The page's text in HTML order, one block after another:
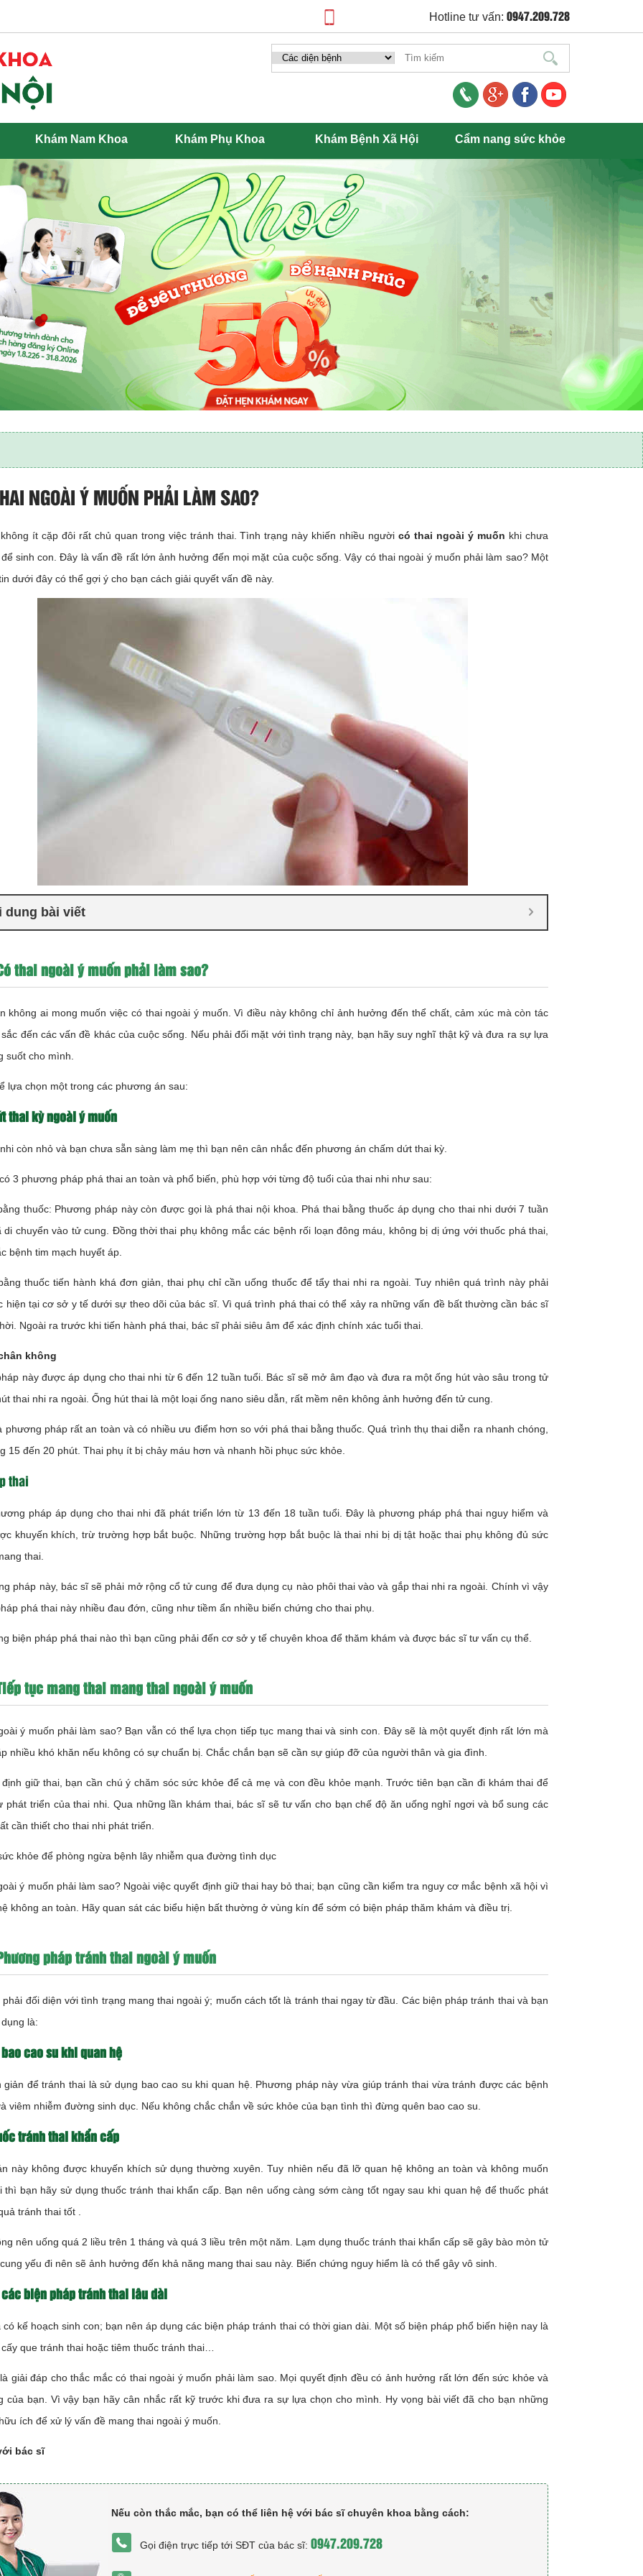
Hotline tư vấn: 0947.209.728
Khám Nam Khoa Khám Phụ Khoa Khám Bệnh Xã Hội Cẩm nang sức khỏe
NGOÀI Ý MUỐN PHẢI LÀM SAO?
ít cặp đôi rất chủ quan trong việc tránh thai. Tình trạng này khiến nhiều ngườicó thai ngoài ý muốn khi chưa
sinh con. Đây là vấn đề rất lớn ảnh hưởng đến mọi mặt của cuộc sống. Vậy có thai ngoài ý muốn phải làm sao? Một
dưới đây có thể gợi ý cho bạn cách giải quyết vấn đề này.
dung bài viết
thai ngoài ý muốn phải làm sao?
không ai mong muốn việc có thai ngoài ý muốn. Vì điều này không chỉ ảnh hưởng đến thể chất, cảm xúc mà còn tác
đến các vấn đề khác của cuộc sống. Nếu phải đối mặt với tình trạng này, bạn hãy suy nghĩ thật kỹ và đưa ra sự lựa
suốt cho mình.
lựa chọn một trong các phương án sau:
thai kỳ ngoài ý muốn
còn nhỏ và bạn chưa sẵn sàng làm mẹ thì bạn nên cân nhắc đến phương án chấm dứt thai kỳ.
3 phương pháp phá thai an toàn và phổ biến, phù hợp với từng độ tuổi của thai nhi như sau:
thuốc: Phương pháp này còn được gọi là phá thai nội khoa. Phá thai bằng thuốc áp dụng cho thai nhi dưới 7 tuần
di chuyển vào tử cung. Đồng thời thai phụ không mắc các bệnh rối loạn đông máu, không bị dị ứng với thuốc phá thai,
bệnh tim mạch huyết áp.
thuốc tiến hành khá đơn giản, thai phụ chỉ cần uống thuốc để tẩy thai nhi ra ngoài. Tuy nhiên quá trình này phải
hiện tại cơ sở y tế dưới sự theo dõi của bác sĩ. Vì quá trình phá thai có thể xảy ra những vấn đề bất thường cần bác sĩ
Ngoài ra trước khi tiến hành phá thai, bác sĩ phải siêu âm để xác định chính xác tuổi thai.
không
này được áp dụng cho thai nhi từ 6 đến 12 tuần tuổi. Bác sĩ sẽ mở âm đạo và đưa ra một ống hút vào sâu trong tử
thai nhi ra ngoài. Ống hút thai là một loại ống nano siêu dẫn, rất mềm nên không ảnh hưởng đến tử cung.
phương pháp rất an toàn và có nhiều ưu điểm hơn so với phá thai bằng thuốc. Quá trình thụ thai diễn ra nhanh chóng,
15 đến 20 phút. Thai phụ ít bị chảy máu hơn và nhanh hồi phục sức khỏe.
thai
pháp áp dụng cho thai nhi đã phát triển lớn từ 13 đến 18 tuần tuổi. Đây là phương pháp phá thai nguy hiểm và
khuyến khích, trừ trường hợp bắt buộc. Những trường hợp bắt buộc là thai nhi bị dị tật hoặc thai phụ không đủ sức
thai.
pháp này, bác sĩ sẽ phải mở rộng cổ tử cung để đưa dụng cụ nào phôi thai vào và gắp thai nhi ra ngoài. Chính vì vậy
phá thai này nhiều đau đớn, cũng như tiềm ẩn nhiều biến chứng cho thai phụ.
biện pháp phá thai nào thì bạn cũng phải đến cơ sở y tế chuyên khoa để thăm khám và được bác sĩ tư vấn cụ thể.
tục mang thai mang thai ngoài ý muốn
ý muốn phải làm sao? Bạn vẫn có thể lựa chọn tiếp tục mang thai và sinh con. Đây sẽ là một quyết định rất lớn mà
nhiều khó khăn nếu không có sự chuẩn bị. Chắc chắn bạn sẽ cần sự giúp đỡ của người thân và gia đình.
định giữ thai, bạn cần chú ý chăm sóc sức khỏe để cả mẹ và con đều khỏe mạnh. Trước tiên bạn cần đi khám thai để
phát triển của thai nhi. Qua những lần khám thai, bác sĩ sẽ tư vấn cho bạn chế độ ăn uống nghỉ ngơi và bổ sung các
cần thiết cho thai nhi phát triển.
khỏe để phòng ngừa bệnh lây nhiễm qua đường tình dục
ý muốn phải làm sao? Ngoài việc quyết định giữ thai hay bỏ thai; bạn cũng cần kiểm tra nguy cơ mắc bệnh xã hội vì
không an toàn. Hãy quan sát các biểu hiện bất thường ở vùng kín để sớm có biện pháp thăm khám và điều trị.
pháp tránh thai ngoài ý muốn
đối diện với tình trạng mang thai ngoài ý; muốn cách tốt là tránh thai ngay từ đầu. Các biện pháp tránh thai và bạn
là:
cao su khi quan hệ
giản để tránh thai là sử dụng bao cao su khi quan hệ. Phương pháp này vừa giúp tránh thai vừa tránh được các bệnh
viêm nhiễm đường sinh dục. Nếu không chắc chắn về sức khỏe của bạn tình thì đừng quên bao cao su.
tránh thai khẩn cấp
này không được khuyến khích sử dụng thường xuyên. Tuy nhiên nếu đã lỡ quan hệ không an toàn và không muốn
thì bạn hãy sử dụng thuốc tránh thai khẩn cấp. Bạn nên uống càng sớm càng tốt ngay sau khi quan hệ để thuốc phát
tránh thai tốt .
nên uống quá 2 liều trên 1 tháng và quá 3 liều trên một năm. Lạm dụng thuốc tránh thai khẩn cấp sẽ gây bào mòn tử
yếu đi nên sẽ ảnh hưởng đến khả năng mang thai sau này. Biến chứng nguy hiểm là có thể gây vô sinh.
biện pháp tránh thai lâu dài
có kế hoạch sinh con; bạn nên áp dụng các biện pháp tránh thai có thời gian dài. Một số biện pháp phổ biến hiện nay là
que tránh thai hoặc tiêm thuốc tránh thai…
giải đáp cho thắc mắc có thai ngoài ý muốn phải làm sao. Mọi quyết định đều có ảnh hưởng rất lớn đến sức khỏe và
của bạn. Vì vậy bạn hãy cân nhắc rất kỹ trước khi đưa ra sự lựa chọn cho mình. Hy vọng bài viết đã cho bạn những
ích để xử lý vấn đề mang thai ngoài ý muốn.
bác sĩ
Nếu còn thắc mắc, bạn có thể liên hệ với bác sĩ chuyên khoa bằng cách:
Gọi điện trực tiếp tới SĐT của bác sĩ: 0947.209.728